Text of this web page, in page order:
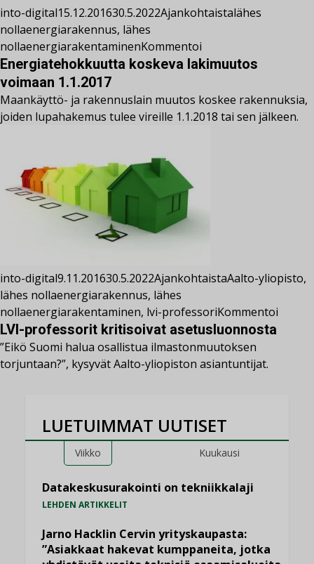
into-digital15.12.201630.5.2022Ajankohtaistalähes
nollaenergiarakennus, lähes
nollaenergiarakentaminenKommentoi
Energiatehokkuutta koskeva lakimuutos
voimaan 1.1.2017
Maankäyttö- ja rakennuslain muutos koskee rakennuksia,
joiden lupahakemus tulee vireille 1.1.2018 tai sen jälkeen.
into-digital9.11.201630.5.2022AjankohtaistaAalto-yliopisto,
lähes nollaenergiarakennus, lähes
nollaenergiarakentaminen, lvi-professoriKommentoi
LVI-professorit kritisoivat asetusluonnosta
”Eikö Suomi halua osallistua ilmastonmuutoksen
torjuntaan?”, kysyvät Aalto-yliopiston asiantuntijat.
LUETUIMMAT UUTISET
Viikko Kuukausi
Datakeskusurakointi on tekniikkalaji
LEHDEN ARTIKKELIT
Jarno Hacklin Cervin yrityskaupasta:
”Asiakkaat hakevat kumppaneita, jotka